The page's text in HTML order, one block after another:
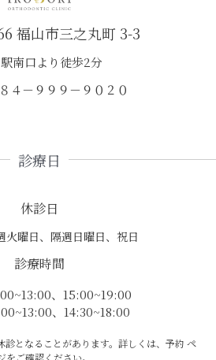
福山市三之丸町 3-3
南口より徒歩2分
４－９９９－９０２０
診療日
休診日
火曜日、隔週日曜日、祝日
診療時間
、15:00~19:00
、14:30~18:00
診となることがあります。詳しくは、予約 ペ
をご確認ください。